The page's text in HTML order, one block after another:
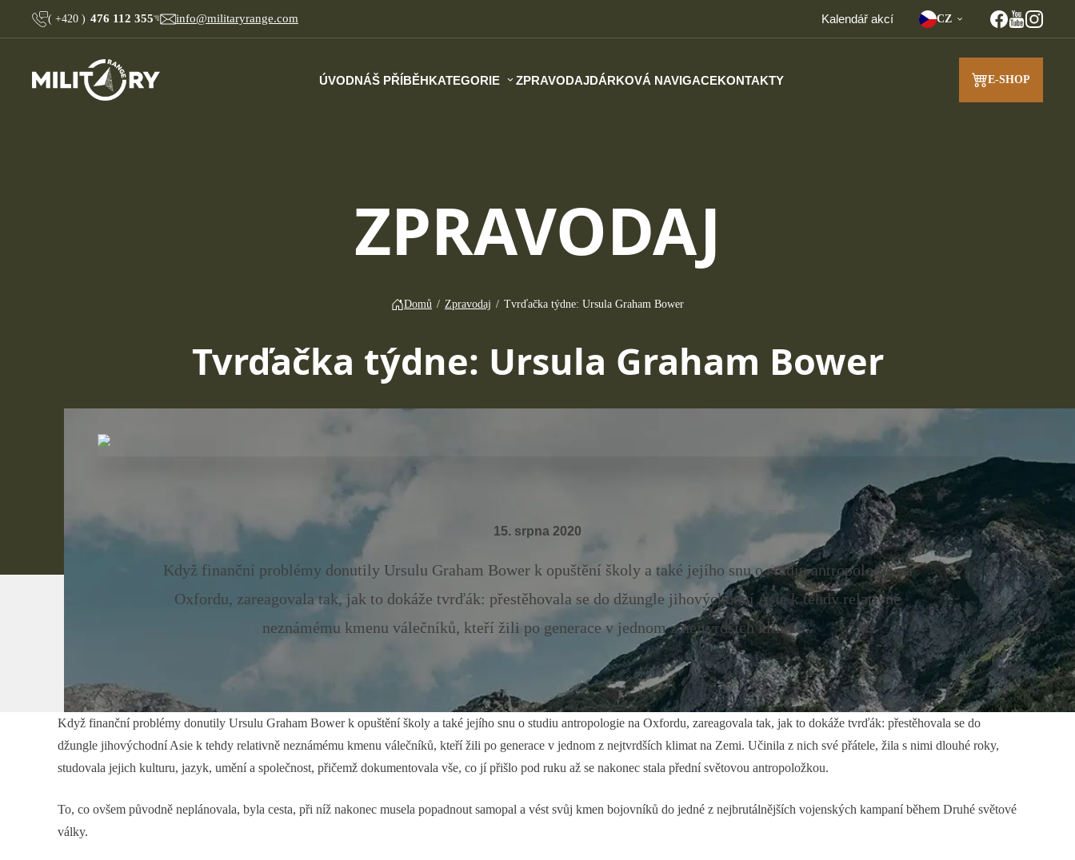
( +420 ) 476 112 355 info@militaryrange.com Kalendář akcí CZ
ÚVODNÁŠ PŘÍBĚHKATEGORIE ZPRAVODAJDÁRKOVÁ NAVIGACEKONTAKTY E-SHOP
ZPRAVODAJ
Domů / Zpravodaj / Tvrďačka týdne: Ursula Graham Bower
Tvrďačka týdne: Ursula Graham Bower
15. srpna 2020
Když finanční problémy donutily Ursulu Graham Bower k opuštění školy a také jejího snu o studiu antropologie na
Oxfordu, zareagovala tak, jak to dokáže tvrďák: přestěhovala se do džungle jihovýchodní Asie k tehdy relativně
neznámému kmenu válečníků, kteří žili po generace v jednom z nejtvrdších klimat...
Když finanční problémy donutily Ursulu Graham Bower k opuštění školy a také jejího snu o studiu antropologie na Oxfordu, zareagovala tak, jak to dokáže tvrďák: přestěhovala se do
džungle jihovýchodní Asie k tehdy relativně neznámému kmenu válečníků, kteří žili po generace v jednom z nejtvrdších klimat na Zemi. Učinila z nich své přátele, žila s nimi dlouhé roky,
studovala jejich kulturu, jazyk, umění a společnost, přičemž dokumentovala vše, co jí přišlo pod ruku až se nakonec stala přední světovou antropoložkou.
To, co ovšem původně neplánovala, byla cesta, při níž nakonec musela popadnout samopal a vést svůj kmen bojovníků do jedné z nejbrutálnějších vojenských kampaní během Druhé světové
války.